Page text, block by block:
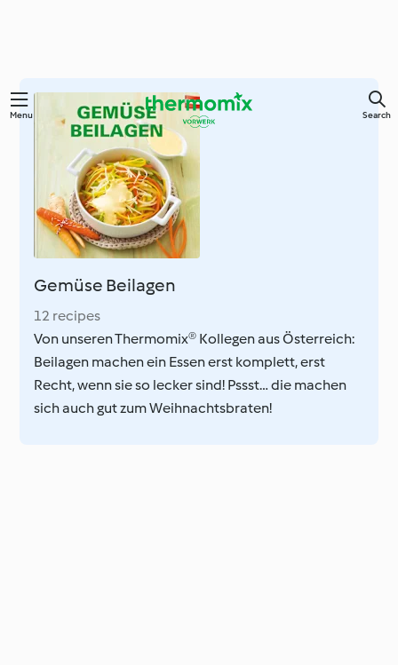
Skip
Menu Search
Gemüse Beilagen
12 recipes
Von unseren Thermomix® Kollegen aus Österreich:
Beilagen machen ein Essen erst komplett, erst
Recht, wenn sie so lecker sind! Pssst… die machen
sich auch gut zum Weihnachtsbraten!